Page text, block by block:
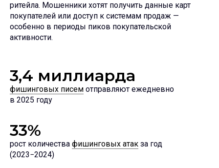
ритейла. Мошенники хотят получить данные карт
покупателей или доступ к системам продаж —
особенно в периоды пиков покупательской
активности.
3,4 миллиарда
фишинговых писем отправляют ежедневно
в 2025 году
33%
рост количества фишинговых атак за год
(2023−2024)